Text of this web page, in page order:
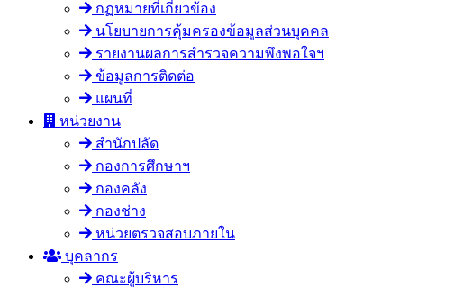
กฏหมายที่เกี่ยวข้อง
นโยบายการคุ้มครองข้อมูลส่วนบุคคล
รายงานผลการสำรวจความพึงพอใจฯ
ข้อมูลการติดต่อ
แผนที่
หน่วยงาน
สำนักปลัด
กองการศึกษาฯ
กองคลัง
กองช่าง
หน่วยตรวจสอบภายใน
บุคลากร
คณะผู้บริหาร